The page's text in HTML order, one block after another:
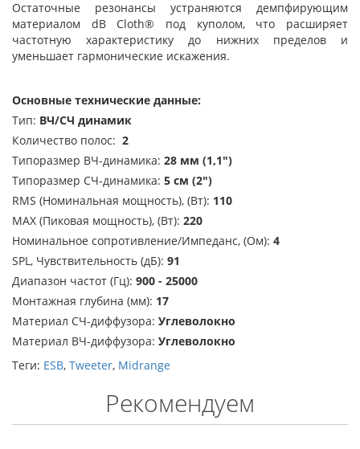
Остаточные резонансы устраняются демпфирующим
материалом dB Cloth® под куполом, что расширяет
частотную характеристику до нижних пределов и
уменьшает гармонические искажения.
Основные технические данные:
Тип: ВЧ/СЧ динамик
Количество полос: 2
Типоразмер ВЧ-динамика: 28 мм (1,1")
Типоразмер СЧ-динамика: 5 см (2")
RMS (Номинальная мощность), (Вт): 110
MAX (Пиковая мощность), (Вт): 220
Номинальное сопротивление/Импеданс, (Ом): 4
SPL, Чувствительность (дБ): 91
Диапазон частот (Гц): 900 - 25000
Монтажная глубина (мм): 17
Материал СЧ-диффузора: Углеволокно
Материал ВЧ-диффузора: Углеволокно
Теги: ESB, Tweeter, Midrange
Рекомендуем